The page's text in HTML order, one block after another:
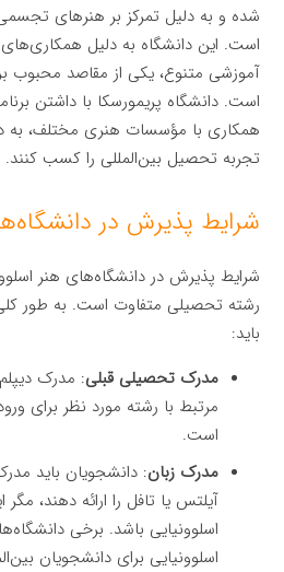
شده و به دلیل تمرکز بر هنرهای
است. این دانشگاه به دلیل همکاری‌های
آموزشی متنوع، یکی از مقاصد محبوب
است. دانشگاه پریمورسکا با داشتن
همکاری با مؤسسات هنری مختلف، به
تجربه تحصیل بین‌المللی را کسب کنند.
شرایط پذیرش در
شرایط پذیرش در دانشگاه‌های هنر
رشته تحصیلی متفاوت است. به طور
باید:
مدرک تحصیلی قبلی: مدرک دیپلم
مرتبط با رشته مورد نظر برای
است.
مدرک زبان: دانشجویان باید
آیلتس یا تافل را ارائه دهند، مگر
اسلوونیایی باشد. برخی
اسلوونیایی برای دانشجویان